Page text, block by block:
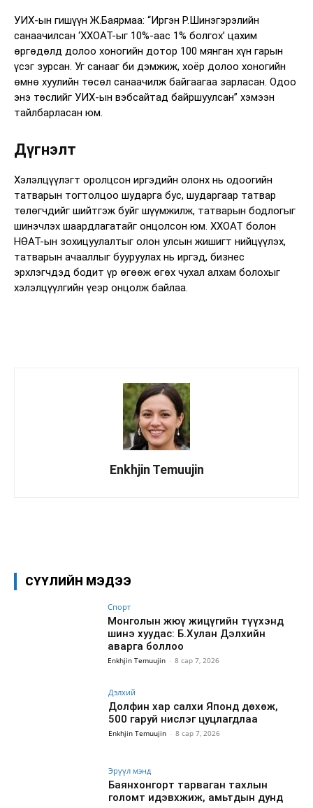
УИХ-ын гишүүн Ж.Баярмаа: “Иргэн Р.Шинэгэрэлийн
санаачилсан ‘ХХОАТ-ыг 10%-аас 1% болгох’ цахим
өргөдөлд долоо хоногийн дотор 100 мянган хүн гарын
үсэг зурсан. Уг санааг би дэмжиж, хоёр долоо хоногийн
өмнө хуулийн төсөл санаачилж байгаагаа зарласан. Одоо
энэ төслийг УИХ-ын вэбсайтад байршуулсан” хэмээн
тайлбарласан юм.
Дүгнэлт
Хэлэлцүүлэгт оролцсон иргэдийн олонх нь одоогийн
татварын тогтолцоо шударга бус, шударгаар татвар
төлөгчдийг шийтгэж буйг шүүмжилж, татварын бодлогыг
шинэчлэх шаардлагатайг онцолсон юм. ХХОАТ болон
НӨАТ-ын зохицуулалтыг олон улсын жишигт нийцүүлэх,
татварын ачааллыг бууруулах нь иргэд, бизнес
эрхлэгчдэд бодит үр өгөөж өгөх чухал алхам болохыг
хэлэлцүүлгийн үеэр онцолж байлаа.
Enkhjin Temuujin
СҮҮЛИЙН МЭДЭЭ
Спорт
Монголын жюү жицүгийн түүхэнд
шинэ хуудас: Б.Хулан Дэлхийн
аварга боллоо
Enkhjin Temuujin - 8 сар 7, 2026
Дэлхий
Долфин хар салхи Японд дөхөж,
500 гаруй нислэг цуцлагдлаа
Enkhjin Temuujin - 8 сар 7, 2026
Эрүүл мэнд
Баянхонгорт тарваган тахлын
голомт идэвхжиж, амьтдын дунд